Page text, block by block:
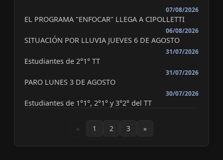
07/08/2026
EL PROGRAMA "ENFOCAR" LLEGA A CIPOLLETTI
06/08/2026
SITUACIÓN POR LLUVIA JUEVES 6 DE AGOSTO
31/07/2026
Estudiantes de 2°1° TT
31/07/2026
PARO LUNES 3 DE AGOSTO
30/07/2026
Estudiantes de 1°1°, 2°1° y 3°2° del TT
« 1 2 3 »